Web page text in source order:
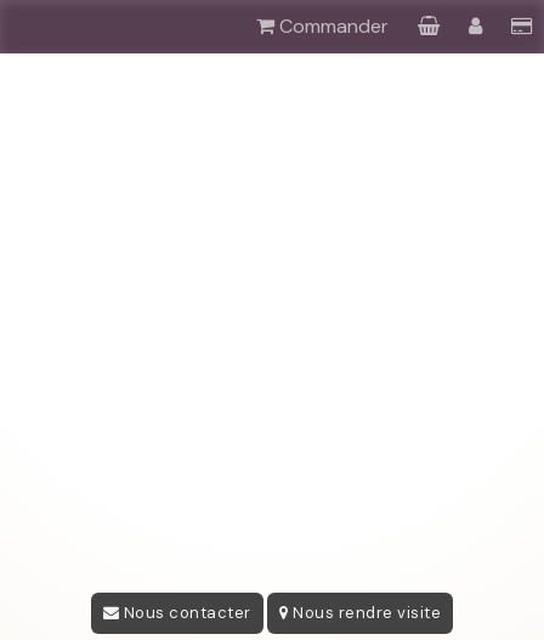
Commander
Nous contacter Nous rendre visite